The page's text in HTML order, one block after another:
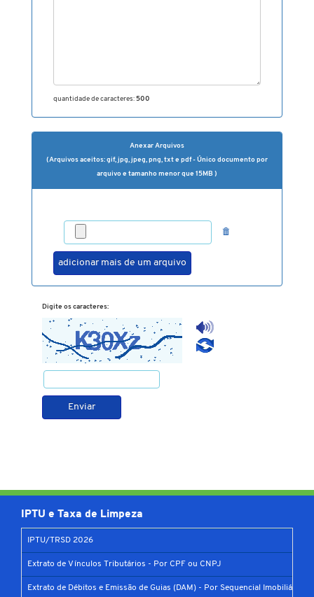
quantidade de caracteres:500
Anexar Arquivos
(Arquivos aceitos: gif, jpg, jpeg, png, txt e pdf - Único documento por
arquivo e tamanho menor que 15MB )
Digite os caracteres:
IPTU e Taxa de Limpeza
IPTU/TRSD 2026
Extrato de Vínculos Tributários - Por CPF ou CNPJ
Extrato de Débitos e Emissão de Guias (DAM) - Por Sequencial Imobiliário